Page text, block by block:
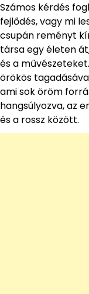
Számos kérdés
fejlődés, vagy mi
csupán reményt
társa egy életen
és a
örökös
ami sok öröm
hangsúlyozva, az
és a rossz között.